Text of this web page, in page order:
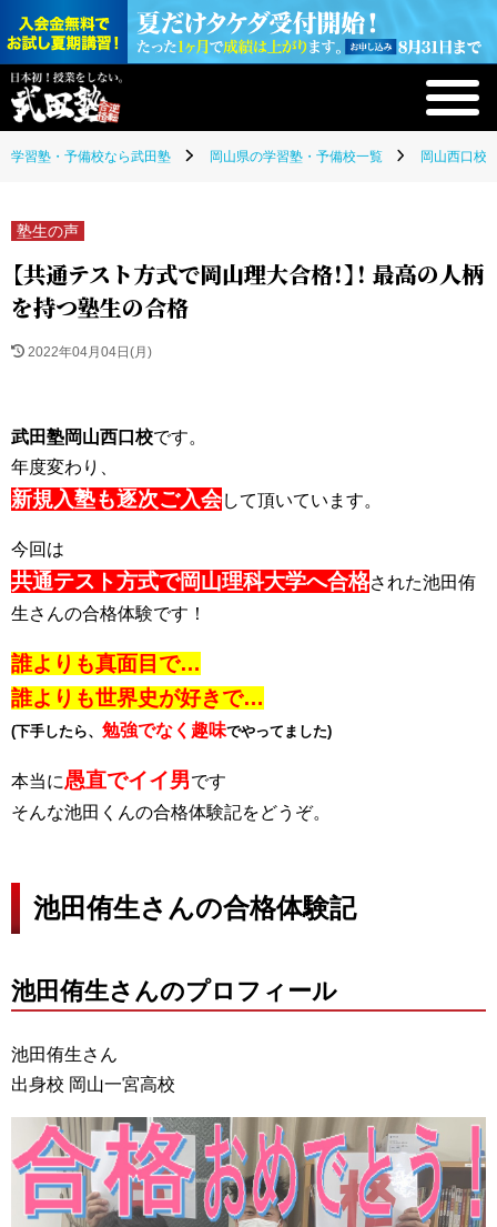
学習塾・予備校なら武田塾 岡山県の学習塾・予備校一覧 岡山西口校(
塾生の声
【共通テスト方式で岡山理大合格！】！ 最高の人柄
を持つ塾生の合格
2022年04月04日(月)
武田塾岡山西口校です。
年度変わり、
新規入塾も逐次ご入会して頂いています。
今回は
共通テスト方式で岡山理科大学へ合格された池田侑
生さんの合格体験です！
誰よりも真面目で…
誰よりも世界史が好きで…
(下手したら、 勉強でなく趣味でやってました)
本当に愚直でイイ男です
そんな池田くんの合格体験記をどうぞ。
池田侑生さんの合格体験記
池田侑生さんのプロフィール
池田侑生さん
出身校 岡山一宮高校